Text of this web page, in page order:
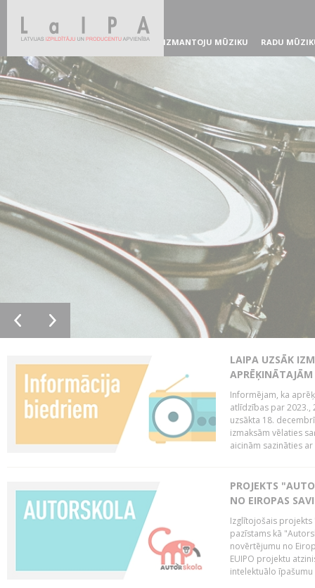
IZMANTOJU MŪZIKU RADU
LAIPA UZSĀK
Informējam, ka
atlīdzības par 2023.,
uzsākta 18.
izmaksām vēlaties
aicinām sazināties
PROJEKTS
NO EIROPAS
Izglītojošais projekts
pazīstams kā
novērtējumu no
EUIPO projektu
intelektuālo